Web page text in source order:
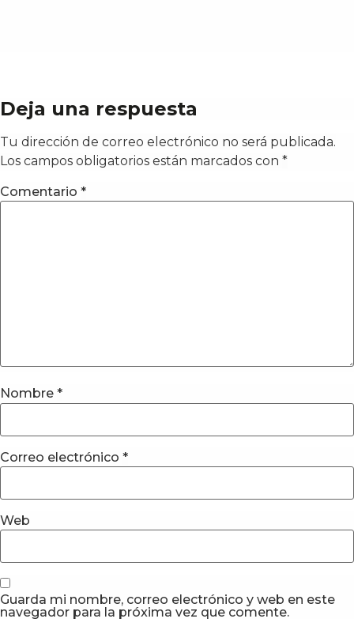
Deja una respuesta
Tu dirección de correo electrónico no será publicada.
Los campos obligatorios están marcados con *
Comentario *
Nombre *
Correo electrónico *
Web
Guarda mi nombre, correo electrónico y web en este
navegador para la próxima vez que comente.